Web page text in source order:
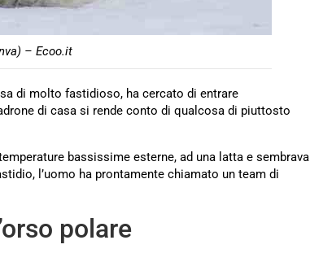
– Ecoo.it
di molto fastidioso, ha cercato di entrare
di casa si rende conto di qualcosa di piuttosto
bassissime esterne, ad una latta e sembrava
l’uomo ha prontamente chiamato un team di
polare